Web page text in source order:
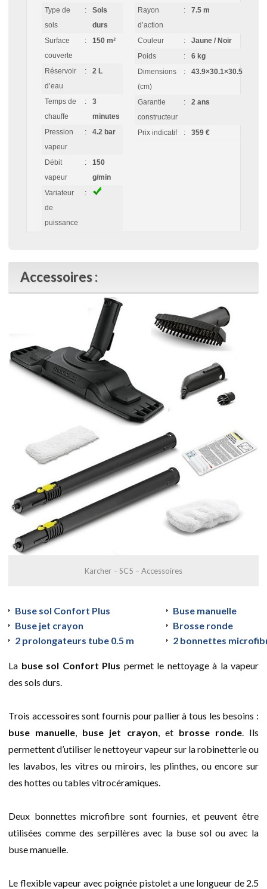
Type de
sols
:
Sols
durs
Surface
couverte
: 150 m²
Réservoir
d’eau
: 2 L
Temps de
chauffe
:
3
minutes
Pression
vapeur
: 4.2 bar
Débit
vapeur
:
150
g/min
Variateur
de
puissance
:
Rayon
d’action
: 7.5 m
Couleur :
Jaune / Noir
Poids
:
6 kg
Dimensions
(cm)
: 43.9×30.1×30.5
Garantie
constructeur
: 2 ans
Prix indicatif : 359 €
Accessoires :
Karcher – SC5 – Accessoires
Buse sol Confort Plus
Buse manuelle
Buse jet crayon
Brosse ronde
2 prolongateurs tube 0.5 m
2 bonnettes
La buse sol Confort Plus permet le nettoyage à la vapeur
des sols durs.
Trois accessoires sont fournis pour pallier à tous les besoins :
buse manuelle, buse jet crayon, et brosse ronde. Ils
permettent d’utiliser le nettoyeur vapeur sur la robinetterie ou
les lavabos, les vitres ou miroirs, les plinthes, ou encore sur
des hottes ou tables vitrocéramiques.
Deux bonnettes microfibre sont fournies, et peuvent être
utilisées comme des serpillères avec la buse sol ou avec la
buse manuelle.
Le flexible vapeur avec poignée pistolet a une longueur de 2.5